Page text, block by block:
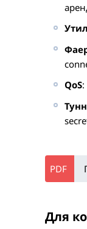
QoS
Для